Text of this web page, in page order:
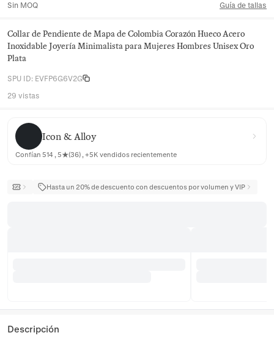
Sin MOQ Guía de tallas
Collar de Pendiente de Mapa de Colombia Corazón Hueco Acero
Inoxidable Joyería Minimalista para Mujeres Hombres Unisex Oro
Plata
SPU ID: EVFP6G6V2G
29 vistas
Icon & Alloy
Icon & Alloy
Confían 514 , 5★(36) , +5K vendidos recientemente
Hasta un 20% de descuento con descuentos por volumen y VIP
Descripción